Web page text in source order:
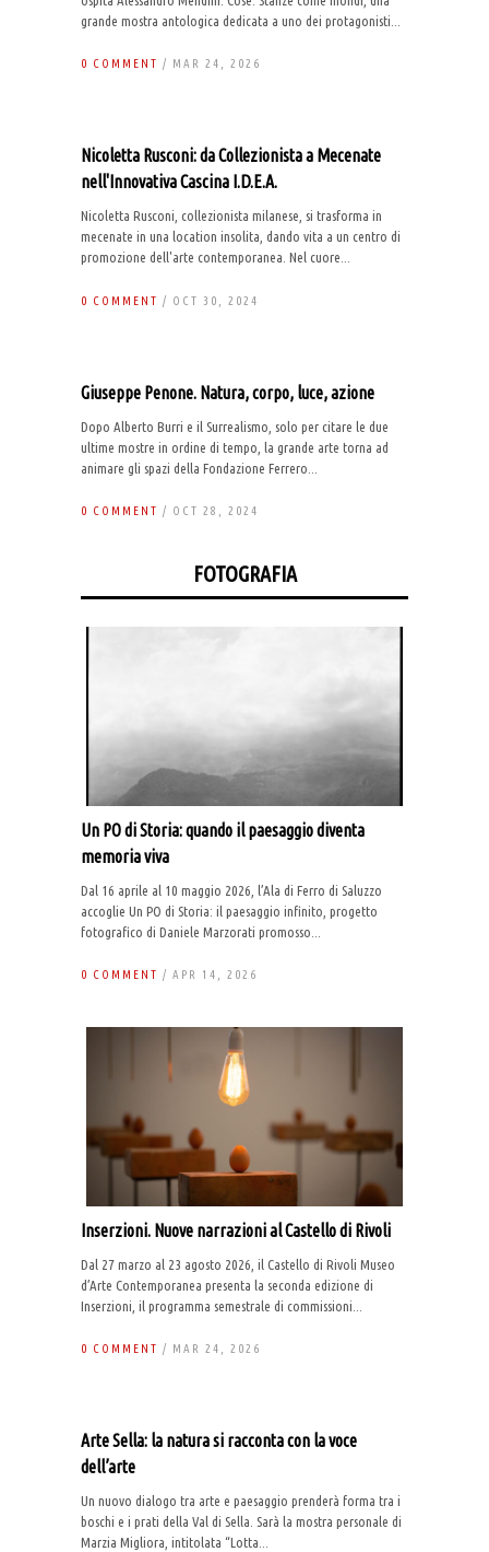
grande mostra antologica dedicata a uno dei protagonisti...
0 COMMENT / MAR 24, 2026
Nicoletta Rusconi: da Collezionista a Mecenate
nell'Innovativa Cascina I.D.E.A.
Nicoletta Rusconi, collezionista milanese, si trasforma in
mecenate in una location insolita, dando vita a un centro di
promozione dell'arte contemporanea. Nel cuore...
0 COMMENT / OCT 30, 2024
Giuseppe Penone. Natura, corpo, luce, azione
Dopo Alberto Burri e il Surrealismo, solo per citare le due
ultime mostre in ordine di tempo, la grande arte torna ad
animare gli spazi della Fondazione Ferrero...
0 COMMENT / OCT 28, 2024
FOTOGRAFIA
Un PO di Storia: quando il paesaggio diventa
memoria viva
Dal 16 aprile al 10 maggio 2026, l’Ala di Ferro di Saluzzo
accoglie Un PO di Storia: il paesaggio infinito, progetto
fotografico di Daniele Marzorati promosso...
0 COMMENT / APR 14, 2026
Inserzioni. Nuove narrazioni al Castello di Rivoli
Dal 27 marzo al 23 agosto 2026, il Castello di Rivoli Museo
d’Arte Contemporanea presenta la seconda edizione di
Inserzioni, il programma semestrale di commissioni...
0 COMMENT / MAR 24, 2026
Arte Sella: la natura si racconta con la voce
dell’arte
Un nuovo dialogo tra arte e paesaggio prenderà forma tra i
boschi e i prati della Val di Sella. Sarà la mostra personale di
Marzia Migliora, intitolata “Lotta...